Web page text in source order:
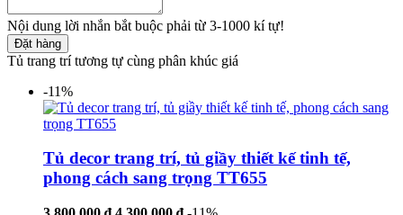
Nội dung lời nhắn bắt buộc phải từ 3-1000 kí tự!
Đặt hàng
Tủ trang trí tương tự cùng phân khúc giá
-11%
Tủ decor trang trí, tủ giầy thiết kế tinh tế,
phong cách sang trọng TT655